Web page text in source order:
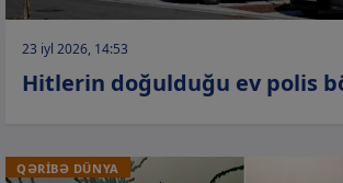
23 iyl 2026, 14:53
Hitlerin doğulduğu ev polis
QƏRİBƏ DÜNYA